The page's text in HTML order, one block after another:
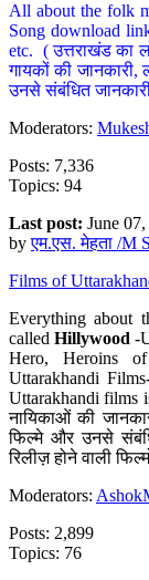
All about the folk
Song download
etc. ( उत्तराखंड का
गायकों की जानकारी,
उनसे संबंधित
Moderators:
Posts: 7,336
Topics: 94
Last post: June
byएम.एस. मेहता /M
Films of
Everything about
calledHillywood-
Hero, Heroins
Uttarakhandi
Uttarakhandi films
नायिकाओं की
फिल्मे और उनसे
रिलीज़ होने वाली
Moderators:
Posts: 2,899
Topics: 76